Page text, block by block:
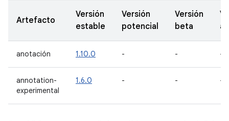
Artefacto
Versión
estable
Versión
potencial
Versión
beta
anotación 1.10.0 - - -
annotation-
experimental
1.6.0 - - -